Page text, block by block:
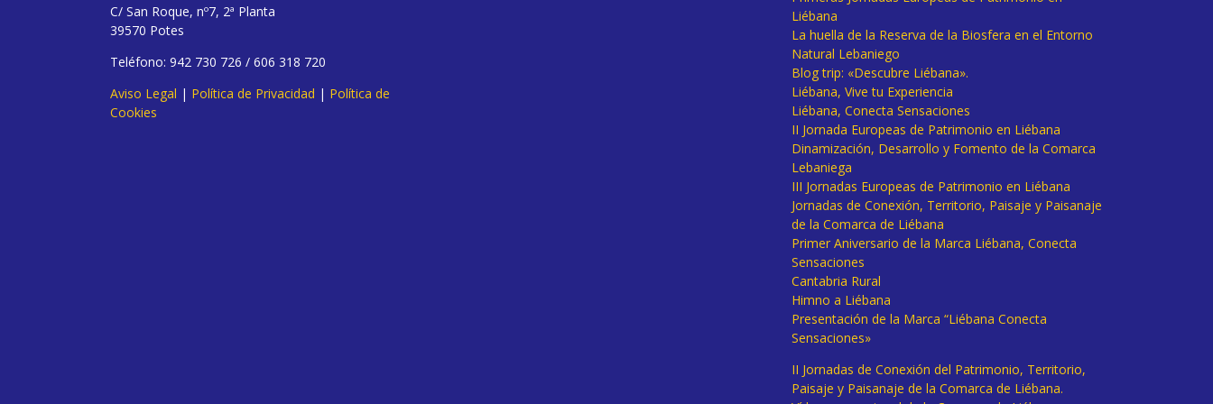
C/ San Roque, nº7, 2ª Planta
39570 Potes
Teléfono: 942 730 726 / 606 318 720
Aviso Legal | Política de Privacidad | Política de
Cookies
Liébana
La huella de la Reserva de la Biosfera en el Entorno
Natural Lebaniego
Blog trip: «Descubre Liébana».
Liébana, Vive tu Experiencia
Liébana, Conecta Sensaciones
II Jornada Europeas de Patrimonio en Liébana
Dinamización, Desarrollo y Fomento de la Comarca
Lebaniega
III Jornadas Europeas de Patrimonio en Liébana
Jornadas de Conexión, Territorio, Paisaje y Paisanaje
de la Comarca de Liébana
Primer Aniversario de la Marca Liébana, Conecta
Sensaciones
Cantabria Rural
Himno a Liébana
Presentación de la Marca “Liébana Conecta
Sensaciones»
II Jornadas de Conexión del Patrimonio, Territorio,
Paisaje y Paisanaje de la Comarca de Liébana.